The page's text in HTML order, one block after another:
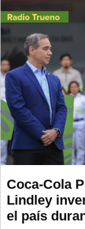
Coca-Cola
Lindley
el país